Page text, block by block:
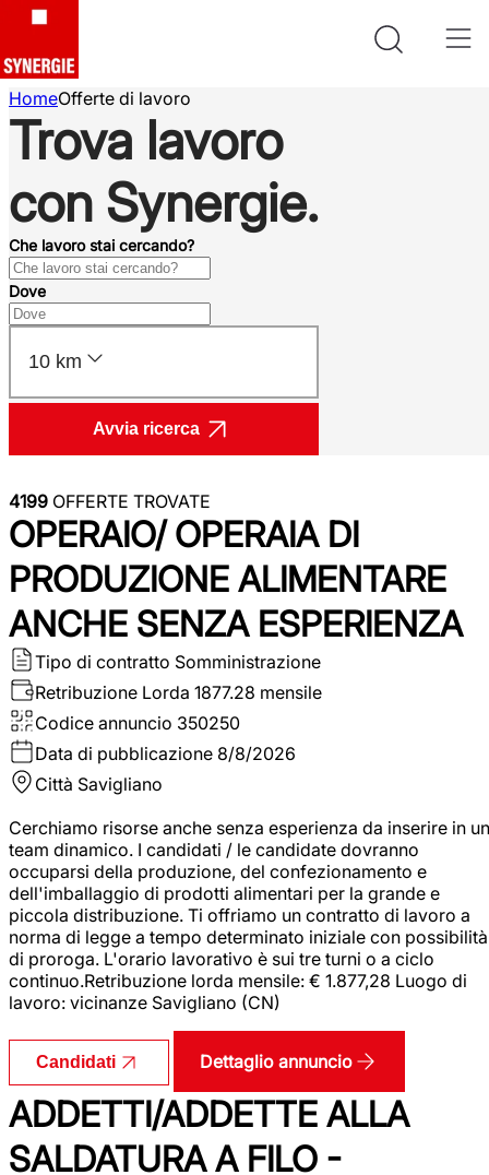
HomeOfferte di lavoro
Trova lavoro
con Synergie.
Che lavoro stai cercando?
Dove
10 km
Avvia ricerca
4199 OFFERTE TROVATE
OPERAIO/ OPERAIA DI
PRODUZIONE ALIMENTARE
ANCHE SENZA ESPERIENZA
Tipo di contratto Somministrazione
Retribuzione Lorda 1877.28 mensile
Codice annuncio 350250
Data di pubblicazione 8/8/2026
Città Savigliano
Cerchiamo risorse anche senza esperienza da inserire in un
team dinamico. I candidati / le candidate dovranno
occuparsi della produzione, del confezionamento e
dell'imballaggio di prodotti alimentari per la grande e
piccola distribuzione. Ti offriamo un contratto di lavoro a
norma di legge a tempo determinato iniziale con possibilità
di proroga. L'orario lavorativo è sui tre turni o a ciclo
continuo.Retribuzione lorda mensile: € 1.877,28 Luogo di
lavoro: vicinanze Savigliano (CN)
Candidati Dettaglio annuncio
ADDETTI/ADDETTE ALLA
SALDATURA A FILO -